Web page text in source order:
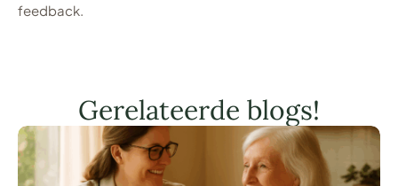
feedback.
Gerelateerde blogs!